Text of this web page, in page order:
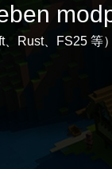
Minecraft
、Rust、FS25 等